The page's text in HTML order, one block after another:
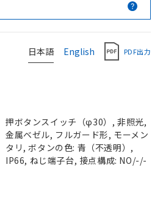
日本語 English PDF出力
押ボタンスイッチ（φ30）, 非照光,
金属ベゼル, フルガード形, モーメン
タリ, ボタンの色: 青（不透明）,
IP66, ねじ端子台, 接点構成: NO/-/-